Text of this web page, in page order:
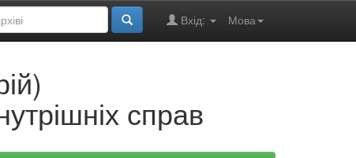
Мова
Вхід:
справ